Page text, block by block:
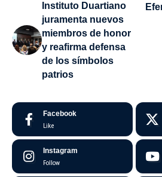
Instituto Duartiano
juramenta nuevos
miembros de honor
y reafirma defensa
de los símbolos
patrios
Facebook
Like
Instagram
Follow